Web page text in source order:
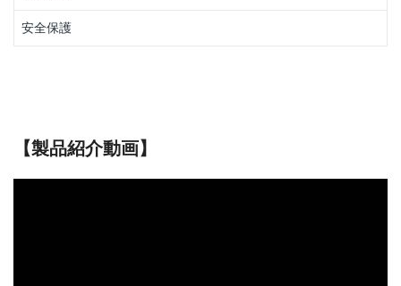
安全保護
【製品紹介動画】